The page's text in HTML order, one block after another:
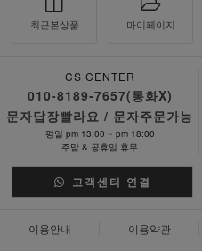
최근본상품 마이페이지
CS CENTER
010-8189-7657(통화X)
문자답장빨라요 / 문자주문가능
평일 pm 13:00 ~ pm 18:00
주말 & 공휴일 휴무
고객센터 연결
이용안내 이용약관